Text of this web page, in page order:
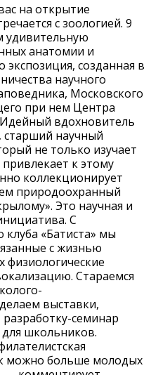
на открытие
с зоологией. 9
удивительную
анатомии и
созданная в
научного
Московского
при нем Центра
вдохновитель
научный
не только изучает
к этому
коллекционирует
природоохранный
Это научная и
С
клуба «Батиста» мы
с жизнью
физиологические
Стараемся
выставки,
семинар
школьников.
можно больше молодых